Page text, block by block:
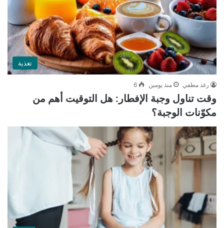
تغذية
رغد مطفي منذ يومين 6
وقت تناول وجبة الإفطار: هل التوقيت أهم من
مكوّنات الوجبة؟